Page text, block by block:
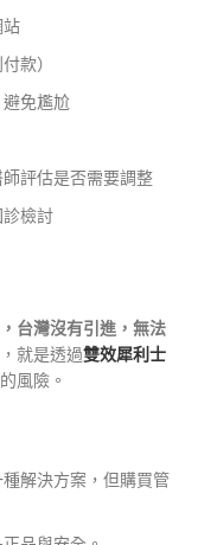
站
款）
避免尷尬
師評估是否需要調整
診檢討
台灣沒有引進，無法
就是透過雙效犀利士
風險。
解決方案，但購買管